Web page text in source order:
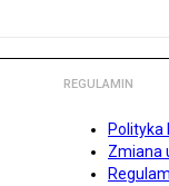
REGULAMIN
Polityka
Zmiana